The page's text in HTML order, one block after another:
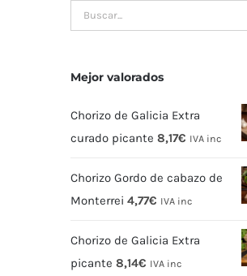
Mejor valorados
Chorizo de Galicia Extra
curado picante 8,17€ IVA inc
Chorizo Gordo de cabazo de
Monterrei 4,77€ IVA inc
Chorizo de Galicia Extra
picante 8,14€ IVA inc